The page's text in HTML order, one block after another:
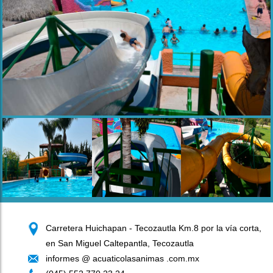
Carretera Huichapan - Tecozautla Km.8 por la vía corta,
en San Miguel Caltepantla, Tecozautla
informes @ acuaticolasanimas .com.mx